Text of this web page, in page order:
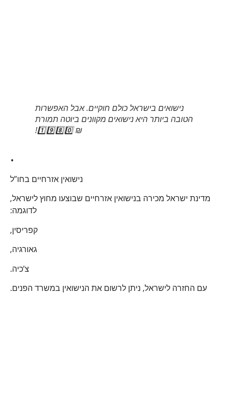
נישואים בישראל כולם חוקיים. אבל האפשרות
הטובה ביותר היא נישואים מקוונים ביוטה תמורת
נישואין אזרחיים בחו”ל
מדינת ישראל מכירה בנישואין אזרחיים שבוצעו מחוץ לישראל,
לדוגמה:
קפריסין,
גאורגיה,
צ’כיה.
עם החזרה לישראל, ניתן לרשום את הנישואין במשרד הפנים.